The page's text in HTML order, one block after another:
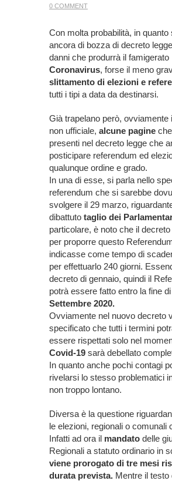
0 COMMENT
Con molta probabilità, in quanto
ancora di bozza di decreto
danni che produrrà il famigerato
Coronavirus, forse il meno
slittamento di elezioni e
tutti i tipi a data da destinarsi.
Già trapelano però, ovviamente
non ufficiale, alcune pagine
presenti nel decreto legge che
posticipare referendum ed
qualunque ordine e grado.
In una di esse, si parla nello
referendum che si sarebbe
svolgere il 29 marzo,
dibattuto taglio dei
particolare, è noto che il
per proporre questo
indicasse come tempo di
per effettuarlo 240 giorni.
decreto di gennaio, quindi il
potrà essere fatto entro la fine di
Settembre 2020.
Ovviamente nel nuovo decreto
specificato che tutti i termini
essere rispettati solo nel
Covid-19 sarà debellato
In quanto anche pochi contagi
rivelarsi lo stesso problematici
non troppo lontano.
Diversa è la questione
le elezioni, regionali o comunali
Infatti ad ora il mandato delle
Regionali a statuto ordinario in
viene prorogato di tre mesi
durata prevista. Mentre il testo